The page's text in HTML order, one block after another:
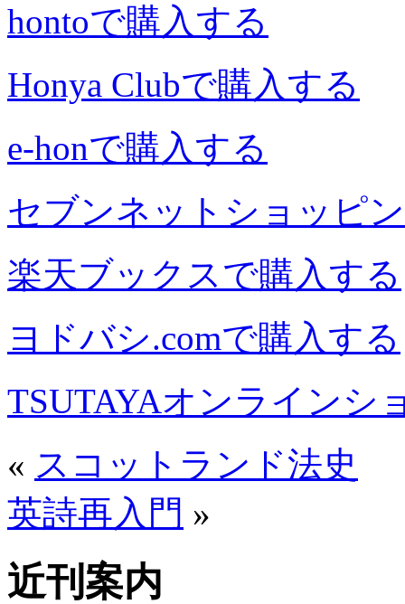
hontoで購入する
Honya Clubで購入する
e-honで購入する
セブンネットショッピ
楽天ブックスで購入する
ヨドバシ.comで購入する
TSUTAYAオンラインシ
« スコットランド法史
英詩再入門 »
近刊案内